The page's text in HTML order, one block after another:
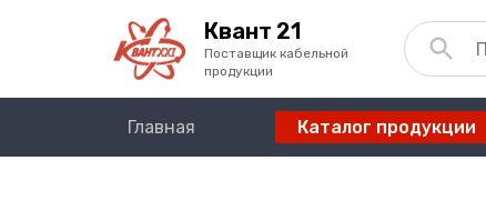
Квант 21
Поставщик кабельной
продукции
Главная Каталог продукции